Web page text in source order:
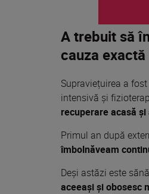
A trebuit să
cauza exactă
Supraviețuirea a
intensivă și
recuperare acasă
Primul an după
îmbolnăveam
Deși astăzi este
aceeași și obosesc